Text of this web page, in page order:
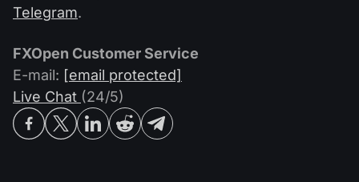
Telegram.
FXOpen Customer Service
E-mail: [email protected]
Live Chat (24/5)